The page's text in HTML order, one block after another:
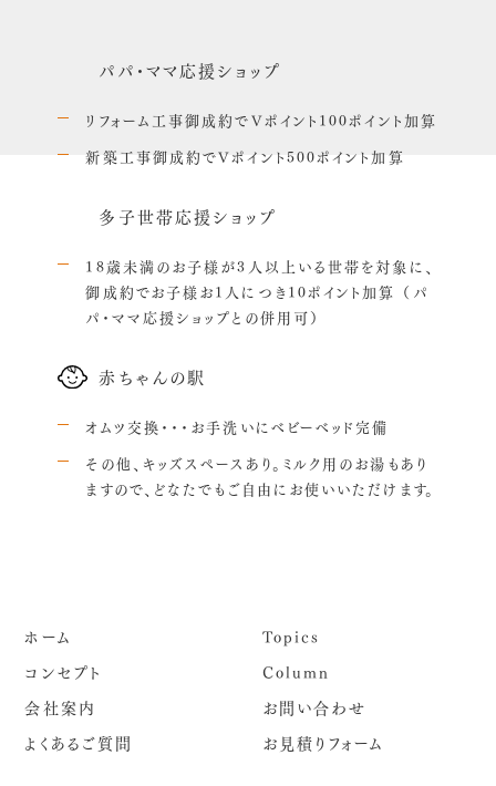
パパ・ママ応援ショップ
リフォーム工事御成約でVポイント100ポイント加算
新築工事御成約でVポイント500ポイント加算
多子世帯応援ショップ
18歳未満のお子様が3人以上いる世帯を対象に、
御成約でお子様お1人につき10ポイント加算 （パ
パ・ママ応援ショップとの併用可）
赤ちゃんの駅
オムツ交換・・・お手洗いにベビーベッド完備
その他、キッズスペースあり。ミルク用のお湯もあり
ますので、どなたでもご自由にお使いいただけます。
ホーム
コンセプト
会社案内
よくあるご質問
Topics
Column
お問い合わせ
お見積りフォーム